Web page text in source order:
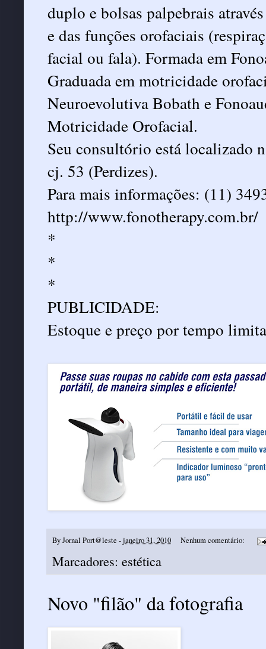
duplo e bolsas palpebrais
e das funções orofaciais
facial ou fala). Formada em
Graduada em motricidade
Neuroevolutiva Bobath e
Motricidade Orofacial.
Seu consultório está localizado
cj. 53 (Perdizes).
Para mais informações: (11)
http://www.fonotherapy.com.br/
*
*
*
PUBLICIDADE:
Estoque e preço por tempo
ByJornal Port@leste -janeiro 31, 2010 Nenhum comentário:
Marcadores: estética
Novo "filão" da fotografia